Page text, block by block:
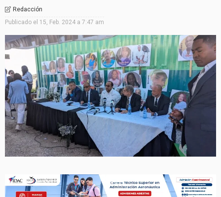
Redacción
Publicado el 15, Feb. 2024 a 7:47 am